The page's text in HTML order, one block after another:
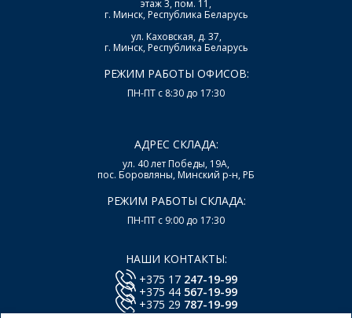
этаж 3, пом. 11,
г. Минск, Республика Беларусь
ул. Каховская, д. 37,
г. Минск, Республика Беларусь
РЕЖИМ РАБОТЫ ОФИСОВ:
ПН-ПТ с 8:30 до 17:30
АДРЕС СКЛАДА:
ул. 40 лет Победы, 19А,
пос. Боровляны, Минский р-н, РБ
РЕЖИМ РАБОТЫ СКЛАДА:
ПН-ПТ с 9:00 до 17:30
НАШИ КОНТАКТЫ:
+375 17 247-19-99
+375 44 567-19-99
+375 29 787-19-99